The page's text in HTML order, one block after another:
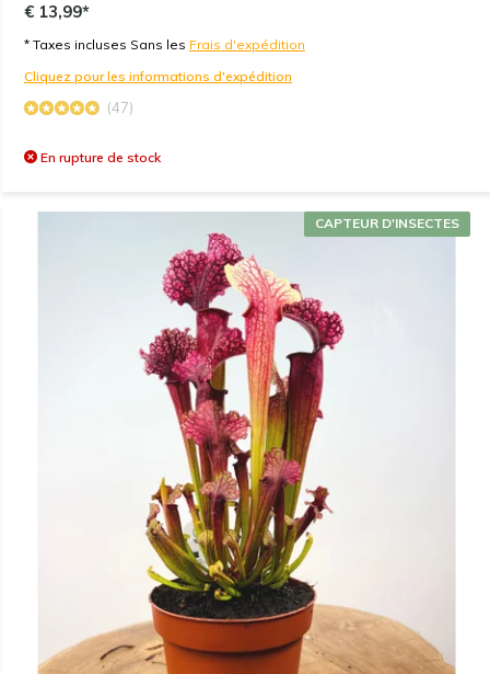
€ 13,99*
* Taxes incluses Sans les Frais d'expédition
Cliquez pour les informations d'expédition
(47)
En rupture de stock
CAPTEUR D'INSECTES